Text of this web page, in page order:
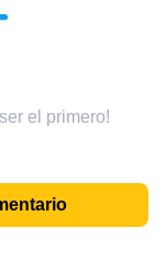
el primero!